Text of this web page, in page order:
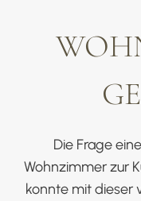
Die Frage
Wohnzimmer zur
konnte mit dieser